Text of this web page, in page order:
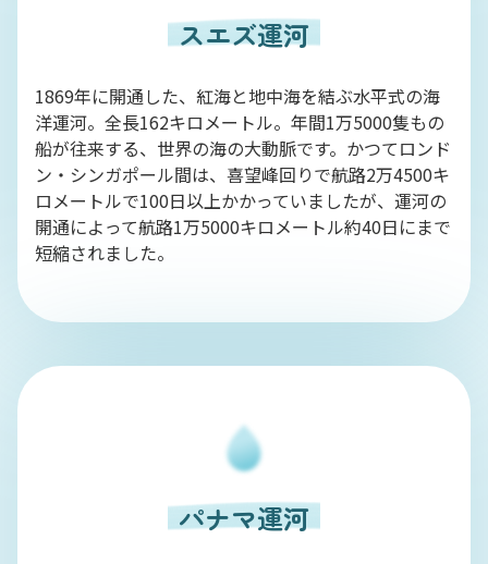
スエズ運河
1869年に開通した、紅海と地中海を結ぶ水平式の海
洋運河。全長162キロメートル。年間1万5000隻もの
船が往来する、世界の海の大動脈です。かつてロンド
ン・シンガポール間は、喜望峰回りで航路2万4500キ
ロメートルで100日以上かかっていましたが、運河の
開通によって航路1万5000キロメートル約40日にまで
短縮されました。
パナマ運河